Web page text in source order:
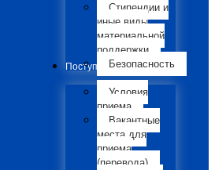
Стипендии и
иные виды
материальной
поддержки
Безопасность
Поступающим
Условия
приема
Вакантные
места для
приема
(перевода)